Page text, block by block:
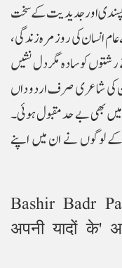
پسندی اور جدیدیت کے سخت
انسان کی روزمرہ زندگی،
کو سادہ مگر دل نشیں
کی شاعری صرف اردو داں
میں بھی بے حد مقبول ہوئی۔
لوگوں نے ان میں اپنے
Bashir Badr
अपनी यादों के'